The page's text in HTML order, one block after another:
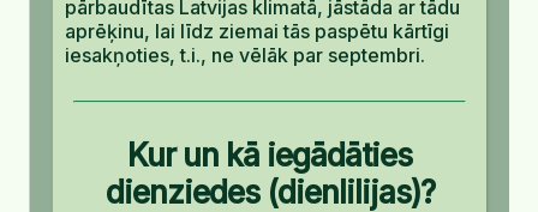
pārbaudītas Latvijas klimatā, jāstāda ar tādu
aprēķinu, lai līdz ziemai tās paspētu kārtīgi
iesakņoties, t.i., ne vēlāk par septembri.
Kur un kā iegādāties
dienziedes (dienlilijas)?